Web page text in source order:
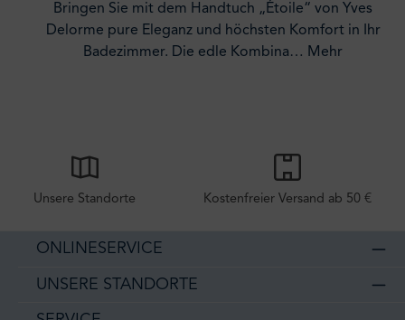
Bringen Sie mit dem Handtuch „Étoile“ von Yves
Delorme pure Eleganz und höchsten Komfort in Ihr
Badezimmer. Die edle Kombina… Mehr
Unsere Standorte Kostenfreier Versand ab 50 €
ONLINESERVICE
UNSERE STANDORTE